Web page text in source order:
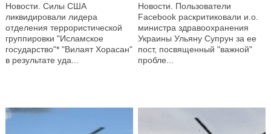
Новости. Силы США
ликвидировали лидера
отделения террористической
группировки "Исламское
государство"* "Вилаят Хорасан"
в результате уда...
Новости. Пользователи
Facebook раскритиковали и.о.
министра здравоохранения
Украины Ульяну Супрун за ее
пост, посвященный "важной"
пробле...